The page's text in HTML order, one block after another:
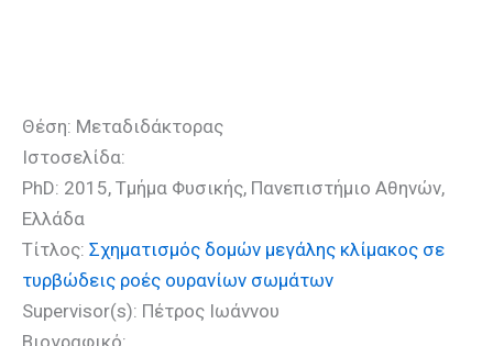
Θέση: Μεταδιδάκτορας
Ιστοσελίδα:
PhD: 2015, Τμήμα Φυσικής, Πανεπιστήμιο Αθηνών,
Ελλάδα
Τίτλος: Σχηματισμός δομών μεγάλης κλίμακος σε
τυρβώδεις ροές ουρανίων σωμάτων
Supervisor(s): Πέτρος Ιωάννου
Βιογραφικό: